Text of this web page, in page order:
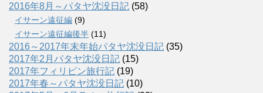
2016年8月～パタヤ沈没日記 (58)
イサーン遠征編 (9)
イサーン遠征編後半 (11)
2016～2017年末年始パタヤ沈没日記 (35)
2017年2月パタヤ沈没日記 (15)
2017年フィリピン旅行記 (19)
2017年春～パタヤ沈没日記 (10)